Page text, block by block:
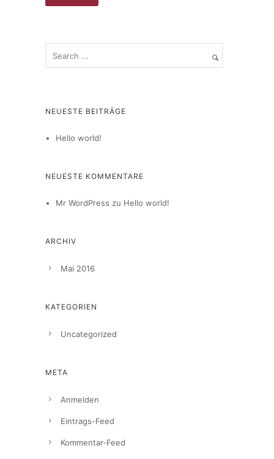
NEUESTE BEITRÄGE
Hello world!
NEUESTE KOMMENTARE
Mr WordPress zu Hello world!
ARCHIV
Mai 2016
KATEGORIEN
Uncategorized
META
Anmelden
Eintrags-Feed
Kommentar-Feed